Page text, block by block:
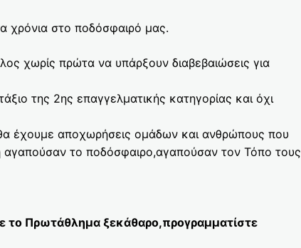
χρόνια στο ποδόσφαιρό μας.
χωρίς πρώτα να υπάρξουν διαβεβαιώσεις για
της 2ης επαγγελματικής κατηγορίας και όχι
έχουμε αποχωρήσεις ομάδων και ανθρώπους που
αγαπούσαν το ποδόσφαιρο,αγαπούσαν τον Τόπο τους
το Πρωτάθλημα ξεκάθαρο,προγραμματίστε